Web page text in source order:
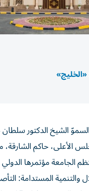
الأعلى، حاكم
الجامعة مؤتمرها الدولي
والتنمية المستدامة: